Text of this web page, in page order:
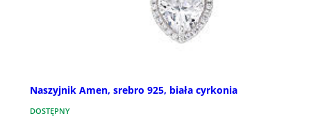
Naszyjnik Amen, srebro 925, biała cyrkonia
DOSTĘPNY